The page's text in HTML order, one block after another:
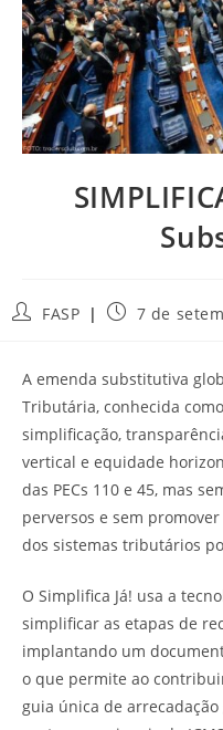
AutorFASP
Post7 de
A emenda substitutiva
Tributária, conhecida como
simplificação,
vertical e equidade
das PECs 110 e 45, mas
perversos e sem
dos sistemas tributários
O Simplifica Já! usa a
simplificar as etapas de
implantando um
o que permite ao
guia única de